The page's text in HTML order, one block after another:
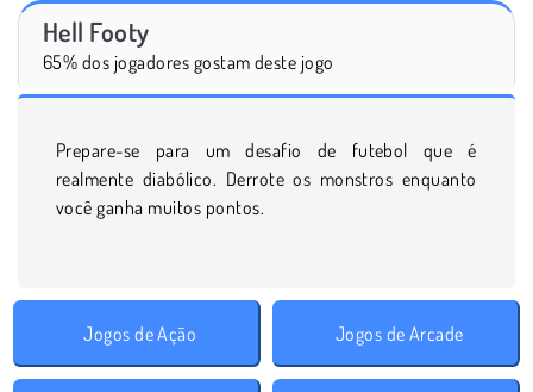
Hell Footy
65% dos jogadores gostam deste jogo
Prepare-se para um desafio de futebol que é
realmente diabólico. Derrote os monstros enquanto
você ganha muitos pontos.
Jogos de Ação Jogos de Arcade